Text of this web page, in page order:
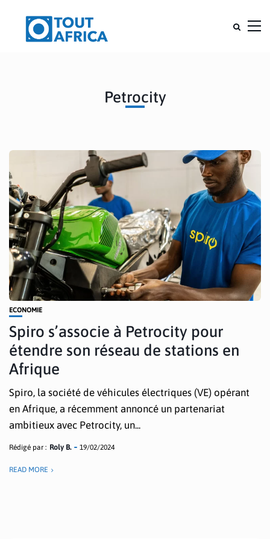
Petrocity
ECONOMIE
Spiro s’associe à Petrocity pour
étendre son réseau de stations en
Afrique
Spiro, la société de véhicules électriques (VE) opérant
en Afrique, a récemment annoncé un partenariat
ambitieux avec Petrocity, un...
Rédigé par : Roly B. 19/02/2024
READ MORE